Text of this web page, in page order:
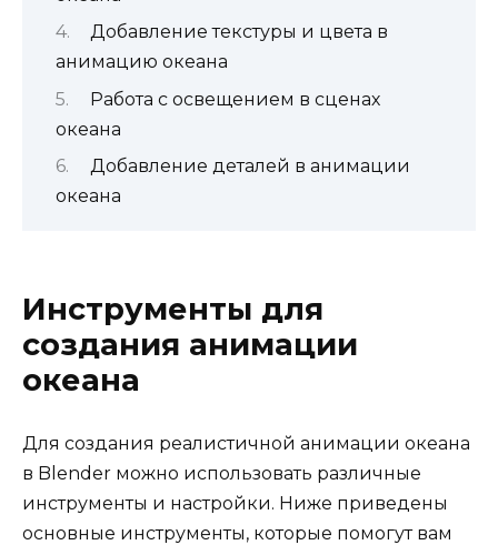
Добавление текстуры и цвета в
анимацию океана
Работа с освещением в сценах
океана
Добавление деталей в анимации
океана
Инструменты для
создания анимации
океана
Для создания реалистичной анимации океана
в Blender можно использовать различные
инструменты и настройки. Ниже приведены
основные инструменты, которые помогут вам